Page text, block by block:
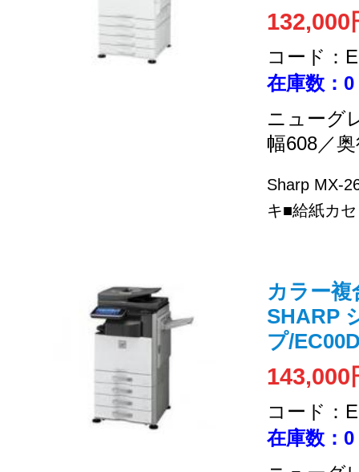
132,000
コード：
在庫数：0
ニューグ
幅608／
Sharp MX-
キ■給紙カ
カラー複
SHARP
プ/
143,000
コード：
在庫数：0